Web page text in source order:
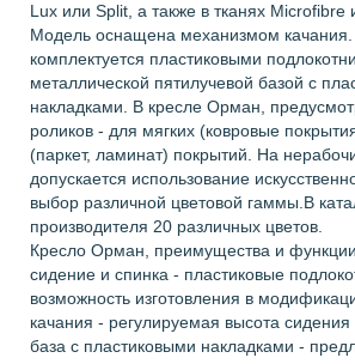
Lux или Split, а также в тканях Microfibre
Модель оснащена механизмом качания.
комплектуется пластиковыми
металлической пятилучевой базой с
накладками. В кресле Орман,
роликов - для мягких (ковровые
(паркет, ламинат) покрытий. На
допускается использование
выбор различной цветовой гаммы.В
производителя 20 различных цветов.
Кресло Орман, преимущества и
сидение и спинка - пластиковые
возможность изготовления в
качания - регулируемая высота
база с пластиковыми накладками -